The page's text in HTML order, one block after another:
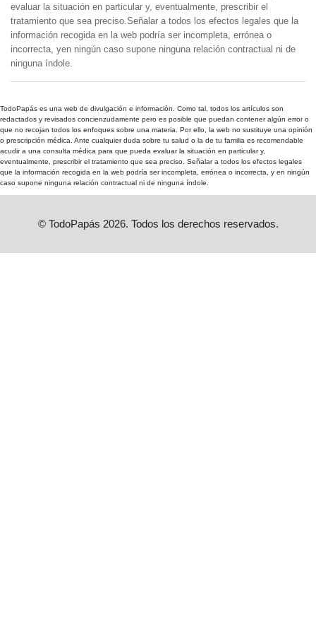
evaluar la situación en particular y, eventualmente, prescribir el
tratamiento que sea preciso.Señalar a todos los efectos legales que la
información recogida en la web podría ser incompleta, errónea o
incorrecta, yen ningún caso supone ninguna relación contractual ni de
ninguna índole.
TodoPapás es una web de divulgación e información. Como tal, todos los artículos son
redactados y revisados concienzudamente pero es posible que puedan contener algún error o
que no recojan todos los enfoques sobre una materia. Por ello, la web no sustituye una opinión
o prescripción médica. Ante cualquier duda sobre tu salud o la de tu familia es recomendable
acudir a una consulta médica para que pueda evaluar la situación en particular y,
eventualmente, prescribir el tratamiento que sea preciso. Señalar a todos los efectos legales
que la información recogida en la web podría ser incompleta, errónea o incorrecta, y en ningún
caso supone ninguna relación contractual ni de ninguna índole.
© TodoPapás 2026. Todos los derechos reservados.